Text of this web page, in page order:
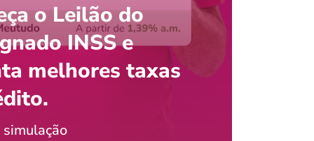
saldo do FGTS pelo
com o celular?
Jordão
o Leilão do
INSS e
melhores taxas
simulação